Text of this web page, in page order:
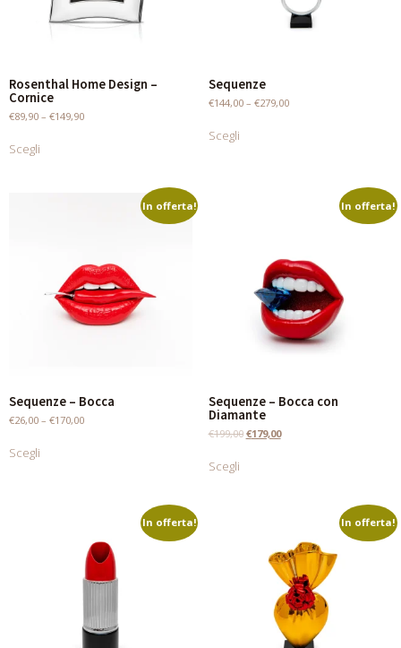
Rosenthal Home Design –
Cornice
€89,90 – €149,90
Scegli
Sequenze
€144,00– €279,00
Scegli
In offerta!
Sequenze – Bocca
€26,00 – €170,00
Scegli
In offerta!
Sequenze – Bocca con
Diamante
€199,00 €179,00
Scegli
In offerta! In offerta!